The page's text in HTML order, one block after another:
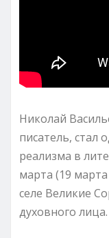
Николай
писатель, стал
реализма в
марта (19
селе Великие
духовного лица.